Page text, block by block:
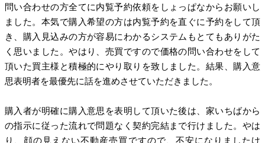
問い合わせの方全てに内覧予約依頼をしょっぱなからお願いし
ました。本気で購入希望の方は内覧予約を直ぐに予約をして頂
き、購入見込みの方が容易にわかるシステムもとてもありがた
く思いました。やはり、売買ですので価格の問い合わせをして
頂いた買主様と積極的にやり取りを致しました。結果、購入意
思表明者を最優先に話を進めさせていただきました。
購入者が明確に購入意思を表明して頂いた後は、家いちばから
の指示に従った流れで問題なく契約完結まで行けました。やは
り、顔の見えない不動産売買ですので、不安になりましたけ